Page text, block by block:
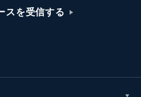
スを受信する